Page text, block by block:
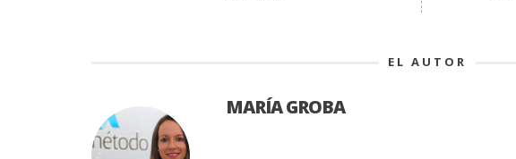
EL AUTOR
MARÍA GROBA